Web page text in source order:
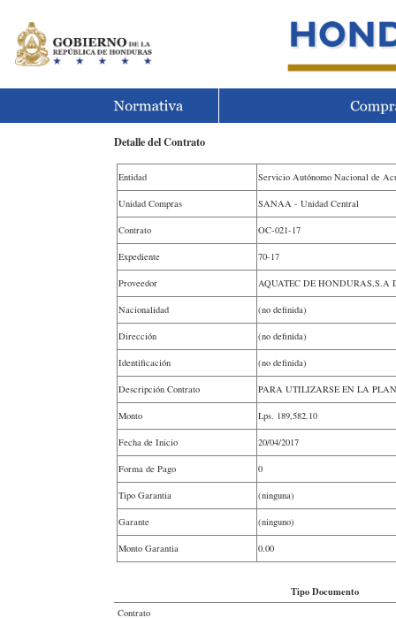
Detalle del Contrato
Entidad Servicio Autónomo Nacional de
Unidad Compras SANAA - Unidad Central
Contrato OC-021-17
Expediente 70-17
Proveedor AQUATEC DE HONDURAS,S.A
Nacionalidad (no definida)
Dirección (no definida)
Identificación (no definida)
Descripción Contrato PARA UTILIZARSE EN LA
Monto Lps. 189,582.10
Fecha de Inicio 20/04/2017
Forma de Pago 0
Tipo Garantia (ninguna)
Garante (ninguno)
Monto Garantia 0.00
Tipo Documento
Contrato